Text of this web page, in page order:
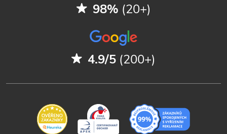
98% (20+)
4.9/5 (200+)